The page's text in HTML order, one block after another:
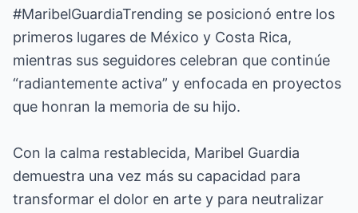
#MaribelGuardiaTrending se posicionó entre los
primeros lugares de México y Costa Rica,
mientras sus seguidores celebran que continúe
“radiantemente activa” y enfocada en proyectos
que honran la memoria de su hijo.
Con la calma restablecida, Maribel Guardia
demuestra una vez más su capacidad para
transformar el dolor en arte y para neutralizar